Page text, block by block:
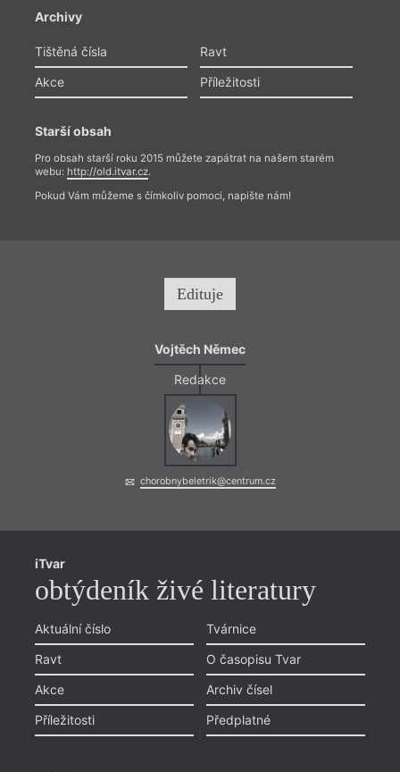
Archivy
Tištěná čísla
Ravt
Akce
Příležitosti
Starší obsah
Pro obsah starší roku 2015 můžete zapátrat na našem starém
webu: http://old.itvar.cz.
Pokud Vám můžeme s čímkoliv pomoci, napište nám!
Edituje
Vojtěch Němec
Redakce
chorobnybeletrik@centrum.cz
iTvar
obtýdeník živé literatury
Aktuální číslo
Ravt
Akce
Příležitosti
Tvárnice
O časopisu Tvar
Archiv čísel
Předplatné